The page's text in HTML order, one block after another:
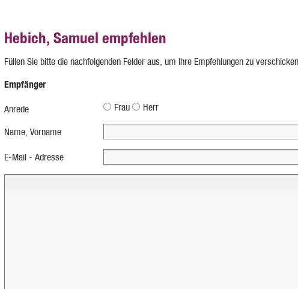
Hebich, Samuel empfehlen
Füllen Sie bitte die nachfolgenden Felder aus, um Ihre Empfehlungen zu
Empfänger
Anrede Frau Herr
Name, Vorname
E-Mail - Adresse